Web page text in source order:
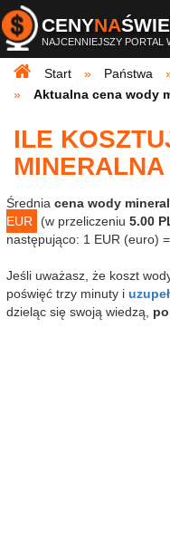
CENYNA
NAJCENNIEJSZY PORTAL
Start
Państwa
Aktualna cena wody
ILE
Średnia cena wody
EUR
(w przeliczeniu 5.00
następująco: 1 EUR (euro)
Jeśli uważasz, że koszt
poświęć trzy minuty i
dzieląc się swoją wiedzą,